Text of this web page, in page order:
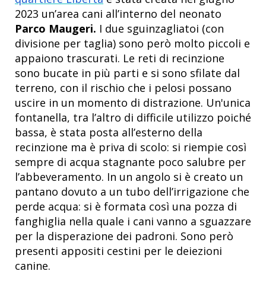
2023 un’area cani all’interno del neonato
Parco Maugeri. I due sguinzagliatoi (con
divisione per taglia) sono però molto piccoli e
appaiono trascurati. Le reti di recinzione
sono bucate in più parti e si sono sfilate dal
terreno, con il rischio che i pelosi possano
uscire in un momento di distrazione. Un'unica
fontanella, tra l’altro di difficile utilizzo poiché
bassa, è stata posta all’esterno della
recinzione ma è priva di scolo: si riempie così
sempre di acqua stagnante poco salubre per
l’abbeveramento. In un angolo si è creato un
pantano dovuto a un tubo dell’irrigazione che
perde acqua: si è formata così una pozza di
fanghiglia nella quale i cani vanno a sguazzare
per la disperazione dei padroni. Sono però
presenti appositi cestini per le deiezioni
canine.